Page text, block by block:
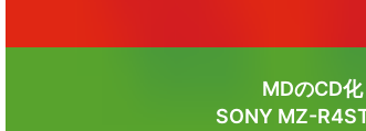
MDのCD化
SONY MZ-